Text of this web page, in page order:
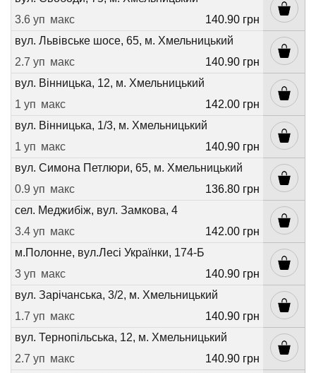
3.6 уп макс
140.90 грн
вул. Львівське шосе, 65, м. Хмельницький
2.7 уп макс
140.90 грн
вул. Вінницька, 12, м. Хмельницький
1 уп макс
142.00 грн
вул. Вінницька, 1/3, м. Хмельницький
1 уп макс
140.90 грн
вул. Симона Петлюри, 65, м. Хмельницький
0.9 уп макс
136.80 грн
сел. Меджибіж, вул. Замкова, 4
3.4 уп макс
142.00 грн
м.Полонне, вул.Лесі Українки, 174-Б
3 уп макс
140.90 грн
вул. Зарічанська, 3/2, м. Хмельницький
1.7 уп макс
140.90 грн
вул. Тернопільська, 12, м. Хмельницький
2.7 уп макс
140.90 грн